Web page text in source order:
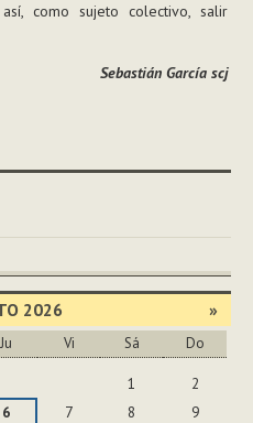
como sujeto colectivo, salir
Sebastián García scj
2026 »
Ju Vi Sá Do
1
2
6 7 8
9